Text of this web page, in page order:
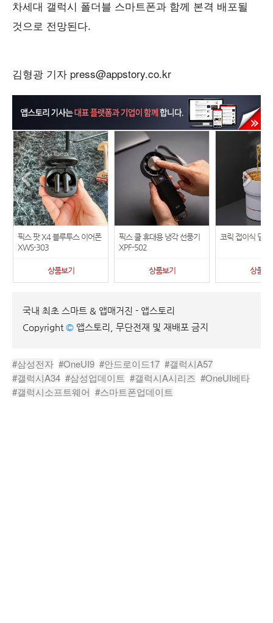
차세대 갤럭시 폴더블 스마트폰과 함께 본격 배포될
것으로 전망된다.
김형광 기자 press@appstory.co.kr
픽스 팟 X4 블루투스 이어폰
XWS-303
상품보기
픽스 쿨 휴대용 냉각 선풍기
XPF-502
상품보기
코릭 접이식 멀티
상품보
국내 최초 스마트 & 앱매거진 - 앱스토리
Copyright © 앱스토리, 무단전재 및 재배포 금지
#삼성전자 #OneUI9 #안드로이드17 #갤럭시A57
#갤럭시A34 #삼성업데이트 #갤럭시A시리즈 #OneUI베타
#갤럭시소프트웨어 #스마트폰업데이트